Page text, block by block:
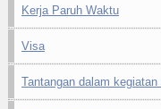
Kerja Paruh Waktu
Visa
Tantangan dalam kegiatan